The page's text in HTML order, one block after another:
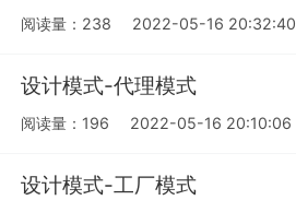
阅读量：238 2022-05-16 20:32:40
设计模式-代理模式
阅读量：196 2022-05-16 20:10:06
设计模式-工厂模式